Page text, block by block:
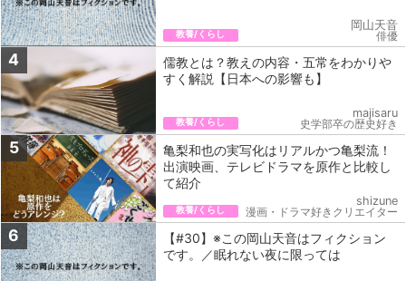
教養/くらし
岡山天音
俳優
4
儒教とは？教えの内容・五常をわかりや
すく解説【日本への影響も】
教養/くらし
majisaru
史学部卒の歴史好き
5
亀梨和也の実写化はリアルかつ亀梨流！
出演映画、テレビドラマを原作と比較し
て紹介
教養/くらし
shizune
漫画・ドラマ好きクリエイター
6
【#30】※この岡山天音はフィクション
です。／眠れない夜に限っては